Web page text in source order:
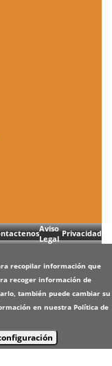
Aviso
Legal
Privacidad
recopilar información que
recoger información de
también puede cambiar su
en nuestra Política de